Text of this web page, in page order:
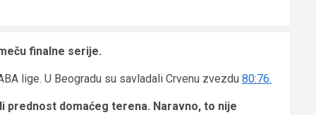
finalne serije.
lige. U Beogradu su savladali Crvenu zvezdu 80:76.
prednost domaćeg terena. Naravno, to nije